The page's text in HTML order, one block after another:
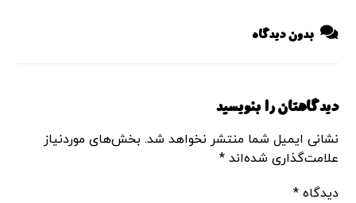
بدون دیدگاه
دیدگاهتان را بنویسید
نشانی ایمیل شما منتشر نخواهد شد. بخش‌های موردنیاز
علامت‌گذاری شده‌اند*
دیدگاه*